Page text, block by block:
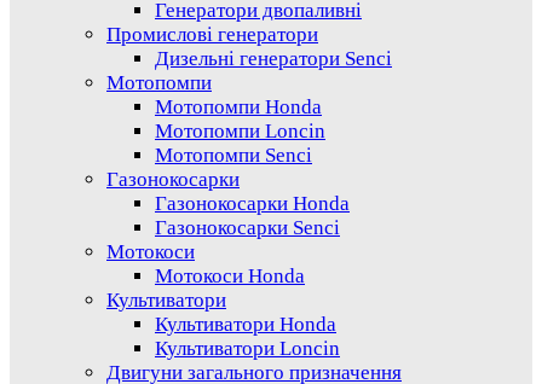
Генератори двопаливні
Промислові генератори
Дизельні генератори Senci
Мотопомпи
Мотопомпи Honda
Мотопомпи Loncin
Мотопомпи Senci
Газонокосарки
Газонокосарки Honda
Газонокосарки Senci
Мотокоси
Мотокоси Honda
Культиватори
Культиватори Honda
Культиватори Loncin
Двигуни загального призначення